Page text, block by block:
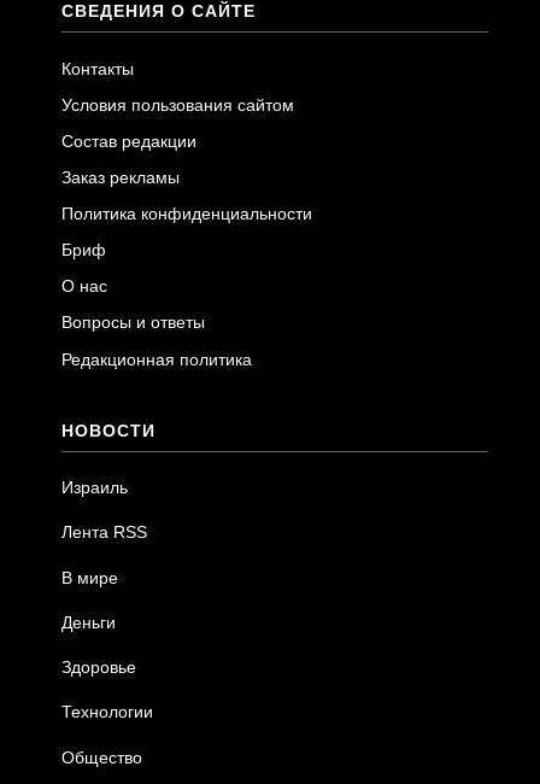
СВЕДЕНИЯ О САЙТЕ
Контакты
Условия пользования сайтом
Состав редакции
Заказ рекламы
Политика конфиденциальности
Бриф
О нас
Вопросы и ответы
Редакционная политика
НОВОСТИ
Израиль
Лента RSS
В мире
Деньги
Здоровье
Технологии
Общество